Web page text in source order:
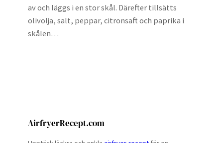
av och läggs i en stor skål. Därefter tillsätts
olivolja, salt, peppar, citronsaft och paprika i
skålen…
AirfryerRecept.com